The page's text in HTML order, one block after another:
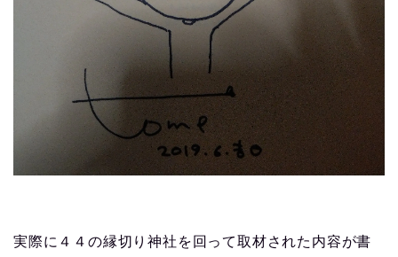
実際に４４の縁切り神社を回って取材された内容が書